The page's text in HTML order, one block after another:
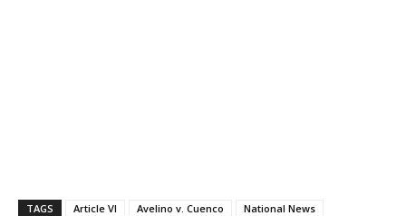
TAGS Article VI Avelino v. Cuenco
National News